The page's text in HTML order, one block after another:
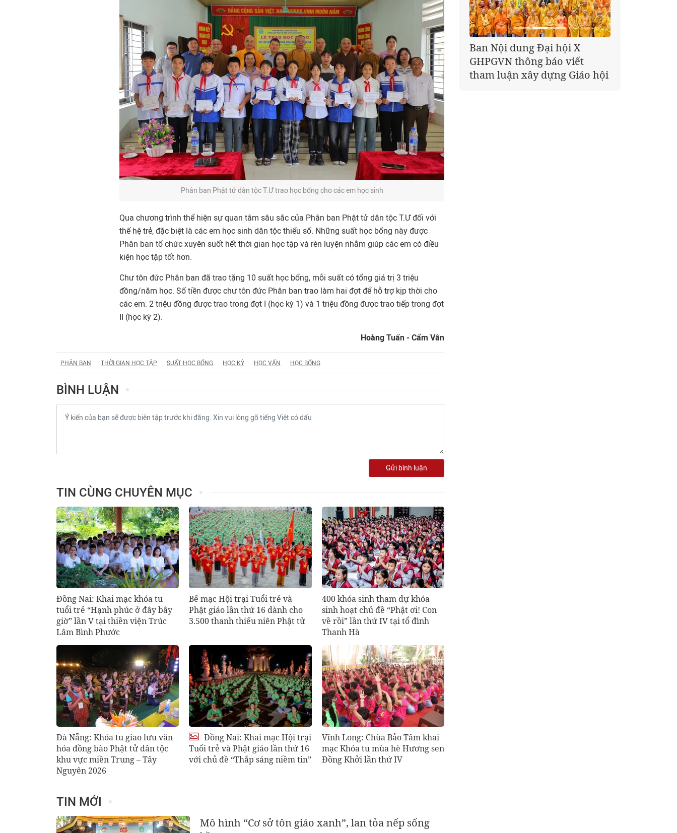
Phân ban Phật tử dân tộc T.Ư trao học bổng cho các em học sinh
Qua chương trình thể hiện sự quan tâm sâu sắc của Phân ban Phật tử dân tộc T.Ư đối với
thế hệ trẻ, đặc biệt là các em học sinh dân tộc thiểu số. Những suất học bổng này được
Phân ban tổ chức xuyên suốt hết thời gian học tập và rèn luyện nhằm giúp các em có điều
kiện học tập tốt hơn.
Chư tôn đức Phân ban đã trao tặng 10 suất học bổng, mỗi suất có tổng giá trị 3 triệu
đồng/năm học. Số tiền được chư tôn đức Phân ban trao làm hai đợt để hỗ trợ kịp thời cho
các em: 2 triệu đồng được trao trong đợt I (học kỳ 1) và 1 triệu đồng được trao tiếp trong đợt
II (học kỳ 2).
Hoàng Tuấn - Cẩm Vân
PHÂN BAN THỜI GIAN HỌC TẬP SUẤT HỌC BỔNG HỌC KỲ HỌC VẤN HỌC BỔNG
BÌNH LUẬN
Gửi bình luận
TIN CÙNG CHUYÊN MỤC
Đồng Nai: Khai mạc khóa tu
tuổi trẻ “Hạnh phúc ở đây bây
giờ” lần V tại thiền viện Trúc
Lâm Bình Phước
Bế mạc Hội trại Tuổi trẻ và
Phật giáo lần thứ 16 dành cho
3.500 thanh thiếu niên Phật tử
400 khóa sinh tham dự khóa
sinh hoạt chủ đề “Phật ơi! Con
về rồi” lần thứ IV tại tổ đình
Thanh Hà
Đà Nẵng: Khóa tu giao lưu văn
hóa đồng bào Phật tử dân tộc
khu vực miền Trung – Tây
Nguyên 2026
Đồng Nai: Khai mạc Hội trại
Tuổi trẻ và Phật giáo lần thứ 16
với chủ đề “Thắp sáng niềm tin”
Vĩnh Long: Chùa Bảo Tâm khai
mạc Khóa tu mùa hè Hương sen
Đồng Khởi lần thứ IV
TIN MỚI
Mô hình “Cơ sở tôn giáo xanh”, lan tỏa nếp sống
Giáo hội kêu gọi Tăng Ni,
Phật tử cả nước thể hiện tấm
lòng tri ân trọn vẹn nghĩa